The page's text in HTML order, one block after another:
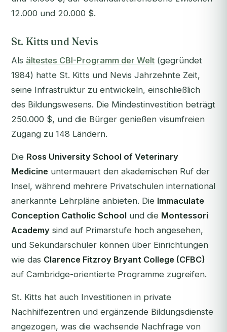
12.000 und 20.000 $.
St. Kitts und Nevis
Als ältestes CBI-Programm der Welt (gegründet
1984) hatte St. Kitts und Nevis Jahrzehnte Zeit,
seine Infrastruktur zu entwickeln, einschließlich
des Bildungswesens. Die Mindestinvestition beträgt
250.000 $, und die Bürger genießen visumfreien
Zugang zu 148 Ländern.
Die Ross University School of Veterinary
Medicine untermauert den akademischen Ruf der
Insel, während mehrere Privatschulen international
anerkannte Lehrpläne anbieten. Die Immaculate
Conception Catholic School und die Montessori
Academy sind auf Primarstufe hoch angesehen,
und Sekundarschüler können über Einrichtungen
wie das Clarence Fitzroy Bryant College (CFBC)
auf Cambridge-orientierte Programme zugreifen.
St. Kitts hat auch Investitionen in private
Nachhilfezentren und ergänzende Bildungsdienste
angezogen, was die wachsende Nachfrage von